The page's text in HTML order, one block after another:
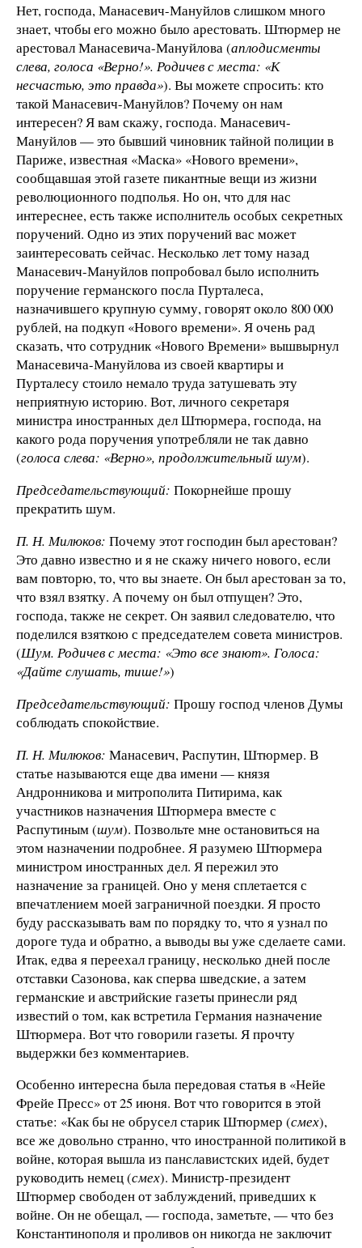
Нет, господа, Манасевич-Мануйлов слишком много
знает, чтобы его можно было арестовать. Штюрмер не
арестовал Манасевича-Мануйлова (аплодисменты
слева, голоса «Верно!». Родичев с места: «К
несчастью, это правда»). Вы можете спросить: кто
такой Манасевич-Мануйлов? Почему он нам
интересен? Я вам скажу, господа. Манасевич-
Мануйлов — это бывший чиновник тайной полиции в
Париже, известная «Маска» «Нового времени»,
сообщавшая этой газете пикантные вещи из жизни
революционного подполья. Но он, что для нас
интереснее, есть также исполнитель особых секретных
поручений. Одно из этих поручений вас может
заинтересовать сейчас. Несколько лет тому назад
Манасевич-Мануйлов попробовал было исполнить
поручение германского посла Пурталеса,
назначившего крупную сумму, говорят около 800 000
рублей, на подкуп «Нового времени». Я очень рад
сказать, что сотрудник «Нового Времени» вышвырнул
Манасевича-Мануйлова из своей квартиры и
Пурталесу стоило немало труда затушевать эту
неприятную историю. Вот, личного секретаря
министра иностранных дел Штюрмера, господа, на
какого рода поручения употребляли не так давно
(голоса слева: «Верно», продолжительный шум).
Председательствующий: Покорнейше прошу
прекратить шум.
П. Н. Милюков: Почему этот господин был арестован?
Это давно известно и я не скажу ничего нового, если
вам повторю, то, что вы знаете. Он был арестован за то,
что взял взятку. А почему он был отпущен? Это,
господа, также не секрет. Он заявил следователю, что
поделился взяткою с председателем совета министров.
(Шум. Родичев с места: «Это все знают». Голоса:
«Дайте слушать, тише!»)
Председательствующий: Прошу господ членов Думы
соблюдать спокойствие.
П. Н. Милюков: Манасевич, Распутин, Штюрмер. В
статье называются еще два имени — князя
Андронникова и митрополита Питирима, как
участников назначения Штюрмера вместе с
Распутиным (шум). Позвольте мне остановиться на
этом назначении подробнее. Я разумею Штюрмера
министром иностранных дел. Я пережил это
назначение за границей. Оно у меня сплетается с
впечатлением моей заграничной поездки. Я просто
буду рассказывать вам по порядку то, что я узнал по
дороге туда и обратно, а выводы вы уже сделаете сами.
Итак, едва я переехал границу, несколько дней после
отставки Сазонова, как сперва шведские, а затем
германские и австрийские газеты принесли ряд
известий о том, как встретила Германия назначение
Штюрмера. Вот что говорили газеты. Я прочту
выдержки без комментариев.
Особенно интересна была передовая статья в «Нейе
Фрейе Пресс» от 25 июня. Вот что говорится в этой
статье: «Как бы не обрусел старик Штюрмер (смех),
все же довольно странно, что иностранной политикой в
войне, которая вышла из панславистских идей, будет
руководить немец (смех). Министр-президент
Штюрмер свободен от заблуждений, приведших к
войне. Он не обещал, — господа, заметьте, — что без
Константинополя и проливов он никогда не заключит